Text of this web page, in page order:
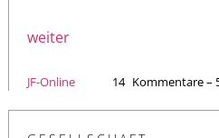
weiter
JF-Online 14 Kommentare –